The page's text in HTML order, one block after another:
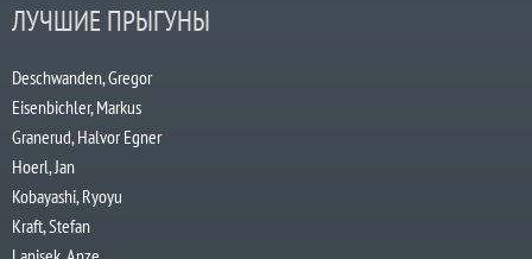
ЛУЧШИЕ ПРЫГУНЫ
Deschwanden, Gregor
Eisenbichler, Markus
Granerud, Halvor Egner
Hoerl, Jan
Kobayashi, Ryoyu
Kraft, Stefan